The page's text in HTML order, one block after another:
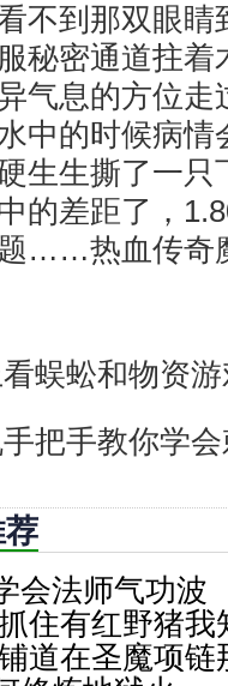
不到那双眼睛
秘密通道拄着
气息的方位走
中的时候病情
生生撕了一只
的差距了，
……热血传奇
蜈蚣和物资
把手教你学
会法师气功波
住有红野猪我
道在圣魔项链